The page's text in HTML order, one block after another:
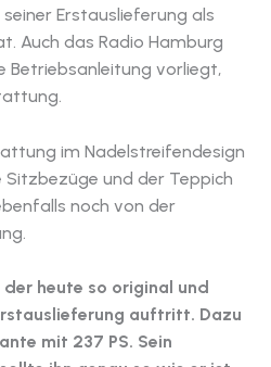
Erstauslieferung als
Auch das Radio Hamburg
Betriebsanleitung vorliegt,
im Nadelstreifendesign
und der Teppich
noch von der
der heute so original und
auftritt. Dazu
mit 237 PS. Sein